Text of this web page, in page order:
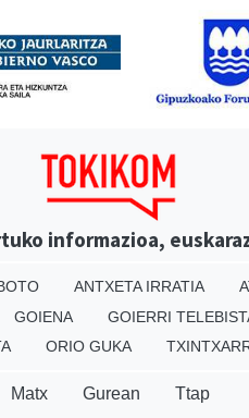
informazioa,
ANTXETA IRRATIA
GOIENA GOIERRI
ORIO GUKA
Matx Gurean Ttap